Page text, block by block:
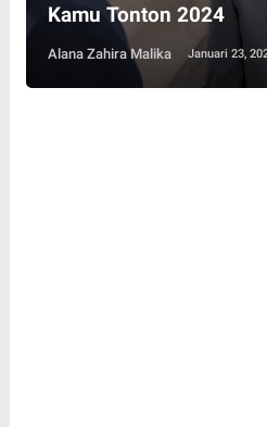
Kamu Tonton 2024
Alana Zahira Malika Januari 23,